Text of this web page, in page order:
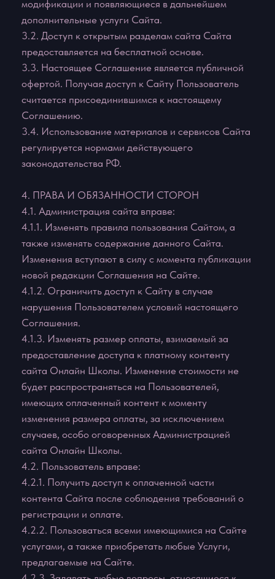
услугами, а также приобретать любые Услуги,
4.2.3. Задавать любые вопросы, относящиеся к
услугам Сайта.
4.2.4. Пользоваться Сайтом исключительно в
целях и порядке, предусмотренных Соглашением и
не запрещенных законодательством РФ.
4.3. Пользователь Сайта обязуется:
сайта дополнительную информацию, которая
имеет непосредственное отношение к
предоставляемым услугам данного Сайта.
неимущественные права авторов и иных
правообладателей при использовании Сайта.
работу Сайта.
4.3.4. Не распространять с использованием Сайта
любую конфиденциальную и охраняемую
законодательством РФ информацию о физических
либо юридических лицах.
4.3.5. Избегать любых действий, в результате
которых может быть нарушена
конфиденциальность охраняемой
законодательством РФ информации.
4.3.6. Не использовать Сайт для распространения
информации рекламного характера, иначе как с
согласия Администрации сайта.
4.3.7. Не использовать сервисы сайта Arina
4.3.7. 1. загрузки контента, который является
незаконным, нарушает любые права третьих лиц;
пропагандирует насилие, жестокость, ненависть и
(или) дискриминацию по расовому,
национальному, половому, религиозному,
сведения и (или) оскорбления в адрес конкретных
лиц, организаций, органов власти.
4.3.7. 2. побуждения к совершению
противоправных действий, а также содействия
лицам, действия которых направлены на
нарушение ограничений и запретов, действующих
на территории РФ.
и (или) причинение им вреда в любой форме.
4.3.7. 4. ущемления прав меньшинств.
4.3.7. 5. представления себя за другого человека
или представителя организации и (или)
сообщества без достаточных на то прав, в том
числе за сотрудников данного Интернет-магазина.